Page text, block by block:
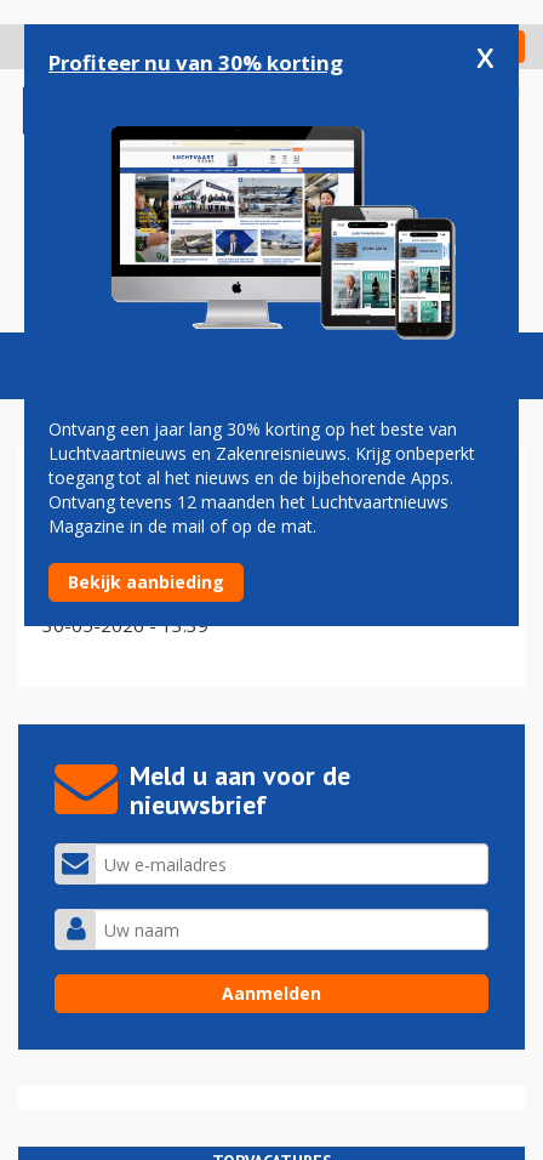
gaan
Check in
Magazine Podcasts Vacatures
PROMILAGE
Totaal alcoholverbod cabinepersoneel Japan Airlines na
drankincident
30-05-2026 - 13:39
Meld u aan voor de
nieuwsbrief
Profiteer nu van 30% korting x
Ontvang een jaar lang 30% korting op het beste van
Luchtvaartnieuws en Zakenreisnieuws. Krijg onbeperkt
toegang tot al het nieuws en de bijbehorende Apps.
Ontvang tevens 12 maanden het Luchtvaartnieuws
Magazine in de mail of op de mat.
Bekijk aanbieding